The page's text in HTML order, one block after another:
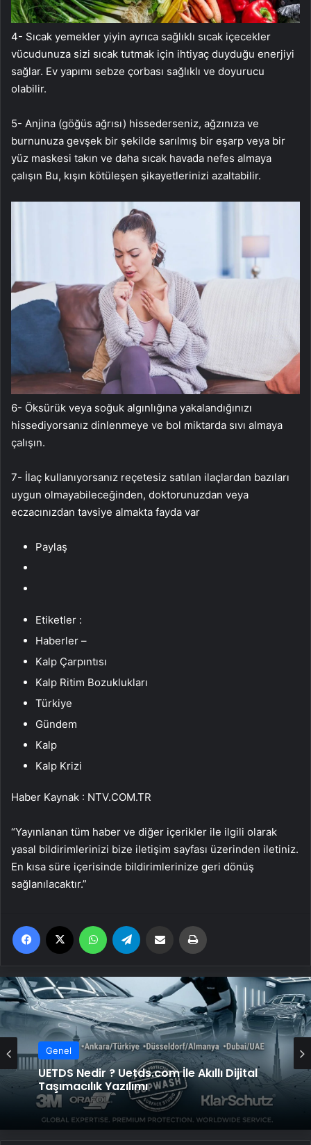
4- Sıcak yemekler yiyin ayrıca sağlıklı sıcak içecekler
vücudunuza sizi sıcak tutmak için ihtiyaç duyduğu enerjiyi
sağlar. Ev yapımı sebze çorbası sağlıklı ve doyurucu
olabilir.
5- Anjina (göğüs ağrısı) hissederseniz, ağzınıza ve
burnunuza gevşek bir şekilde sarılmış bir eşarp veya bir
yüz maskesi takın ve daha sıcak havada nefes almaya
çalışın Bu, kışın kötüleşen şikayetlerinizi azaltabilir.
6- Öksürük veya soğuk algınlığına yakalandığınızı
hissediyorsanız dinlenmeye ve bol miktarda sıvı almaya
çalışın.
7- İlaç kullanıyorsanız reçetesiz satılan ilaçlardan bazıları
uygun olmayabileceğinden, doktorunuzdan veya
eczacınızdan tavsiye almakta fayda var
Paylaş
Etiketler :
Haberler –
Kalp Çarpıntısı
Kalp Ritim Bozuklukları
Türkiye
Gündem
Kalp
Kalp Krizi
Haber Kaynak : NTV.COM.TR
“Yayınlanan tüm haber ve diğer içerikler ile ilgili olarak
yasal bildirimlerinizi bize iletişim sayfası üzerinden iletiniz.
En kısa süre içerisinde bildirimlerinize geri dönüş
sağlanılacaktır.”
Facebook WhatsApp Email'den paylaş
Genel
Bigo Elmas Bayi – Güvenli, Hızlı ve Uygun
Fiyatlı Elmas Satın Almanın Yeni Adresi